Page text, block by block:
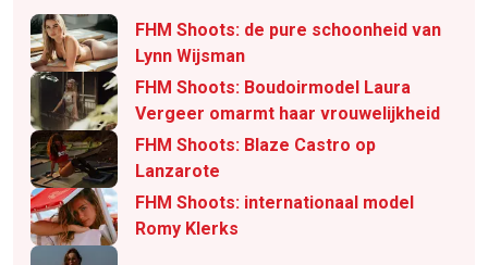
FHM Shoots: de pure schoonheid van
Lynn Wijsman
FHM Shoots: Boudoirmodel Laura
Vergeer omarmt haar vrouwelijkheid
FHM Shoots: Blaze Castro op
Lanzarote
FHM Shoots: internationaal model
Romy Klerks